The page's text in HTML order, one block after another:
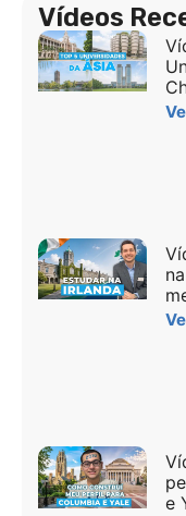
Vídeos
e